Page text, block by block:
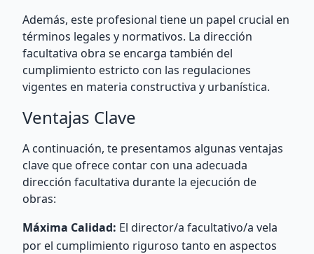
Además, este profesional tiene un papel crucial en
términos legales y normativos. La dirección
facultativa obra se encarga también del
cumplimiento estricto con las regulaciones
vigentes en materia constructiva y urbanística.
Ventajas Clave
A continuación, te presentamos algunas ventajas
clave que ofrece contar con una adecuada
dirección facultativa durante la ejecución de
obras:
Máxima Calidad: El director/a facultativo/a vela
por el cumplimiento riguroso tanto en aspectos